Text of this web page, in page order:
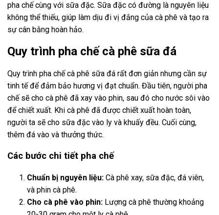
pha chế cùng với sữa đặc. Sữa đặc có đường là nguyên liệu
không thể thiếu, giúp làm dịu đi vị đắng của cà phê và tạo ra
sự cân bằng hoàn hảo.
Quy trình pha chế cà phê sữa đá
Quy trình pha chế cà phê sữa đá rất đơn giản nhưng cần sự
tinh tế để đảm bảo hương vị đạt chuẩn. Đầu tiên, người pha
chế sẽ cho cà phê đã xay vào phin, sau đó cho nước sôi vào
để chiết xuất. Khi cà phê đã được chiết xuất hoàn toàn,
người ta sẽ cho sữa đặc vào ly và khuấy đều. Cuối cùng,
thêm đá vào và thưởng thức.
Các bước chi tiết pha chế
Chuẩn bị nguyên liệu: Cà phê xay, sữa đặc, đá viên,
và phin cà phê.
Cho cà phê vào phin: Lượng cà phê thường khoảng